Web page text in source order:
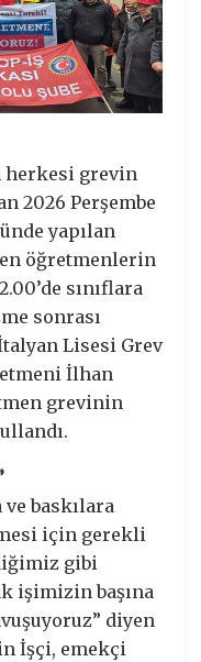
herkesi grevin
2026 Perşembe
yapılan
öğretmenlerin
sınıflara
sonrası
Lisesi Grev
İlhan
grevinin
ve baskılara
için gerekli
gibi
işimizin başına
diyen
İşçi, emekçi